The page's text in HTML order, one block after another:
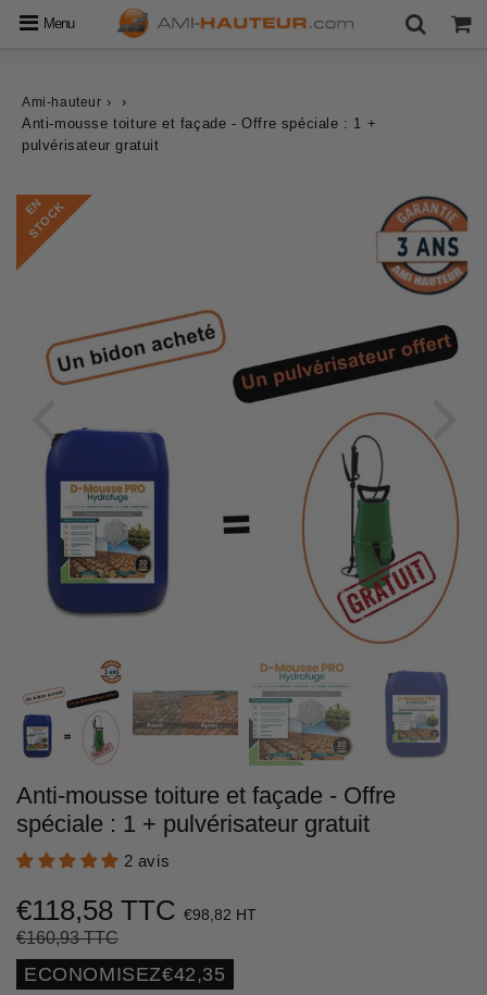
Menu
Ami-hauteur ›
›
Anti-mousse toiture et façade - Offre spéciale : 1 +
pulvérisateur gratuit
E
N
S
T
O
C
K
Anti-mousse toiture et façade - Offre
spéciale : 1 + pulvérisateur gratuit
2 avis
€118,58 TTC €98,82 HT
€160,93 TTC
régulier
réduit
Unit
price
ECONOMISEZ€42,35